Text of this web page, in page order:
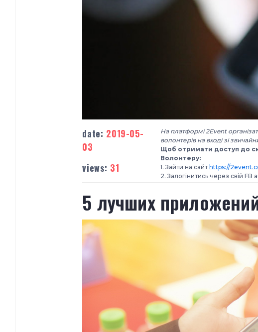
date: 2019-05-
03
views: 31
На платформі 2Event
волонтерів на вході зі
Щоб отримати доступ до
Волонтеру:
1. Зайти на сайт https://
2. Залогінитись через свій FB
5 лучших